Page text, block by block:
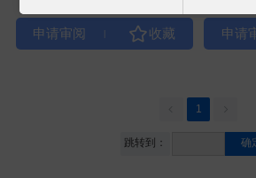
1
跳转到： 确